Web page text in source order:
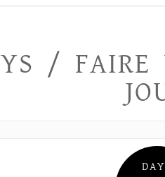
/ FAIRE